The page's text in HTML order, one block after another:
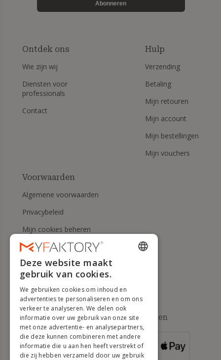
Abonneren
Ontdek ons
Wie zijn wij
Diensten voor
professionals
Contact
Hulp
Verzending
Betaling
Mijn retouren
Mijn account
Mijn bestellingen
Mijn vouchers
Voorwaarden
Algemene voorwaarden
Privacybeleid
Mijn cookies beheren
Herroepingsrecht en
Hulp
Beschikbare betaalmethoden
VOOR
BESTELLINGEN
VANAF 500 €
DUTCH
GERMAN
ITALIAN
PORTUGUESE
Deze website maakt
gebruik van cookies.
We gebruiken cookies om inhoud en
advertenties te personaliseren en om ons
verkeer te analyseren. We delen ook
informatie over uw gebruik van onze site
met onze advertentie- en analysepartners,
die deze kunnen combineren met andere
informatie die u aan hen heeft verstrekt of
die zij hebben verzameld door uw gebruik